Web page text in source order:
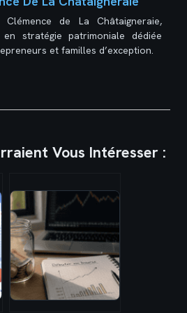
de La Châtaigneraie,
stratégie patrimoniale dédiée
et familles d’exception.
Vous Intéresser :